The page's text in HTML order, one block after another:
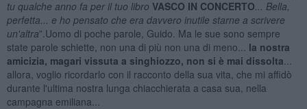
tu qualche anno fa per il tuo libro VASCO IN CONCERTO ... Bella,
perfetta... e ho pensato che era davvero inutile starne a scrivere
un'altra”.Uomo di poche parole, Guido. Ma le sue sono sempre
state parole schiette, non una di più non una di meno... la nostra
amicizia, magari vissuta a singhiozzo, non si è mai dissolta
allora, voglio ricordarlo con il racconto della sua vita, che mi affidò
durante l'ultima nostra lunga chiacchierata a casa sua, nella
campagna emiliana...